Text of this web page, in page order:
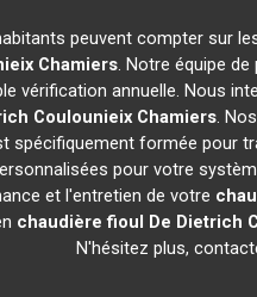
peuvent compter sur
Chamiers. Notre équipe
vérification annuelle. Nous
Coulounieix Chamiers.
spécifiquement formée pour
pour votre
et l'entretien de votre
chaudière fioul De Dietrich
N'hésitez plus,